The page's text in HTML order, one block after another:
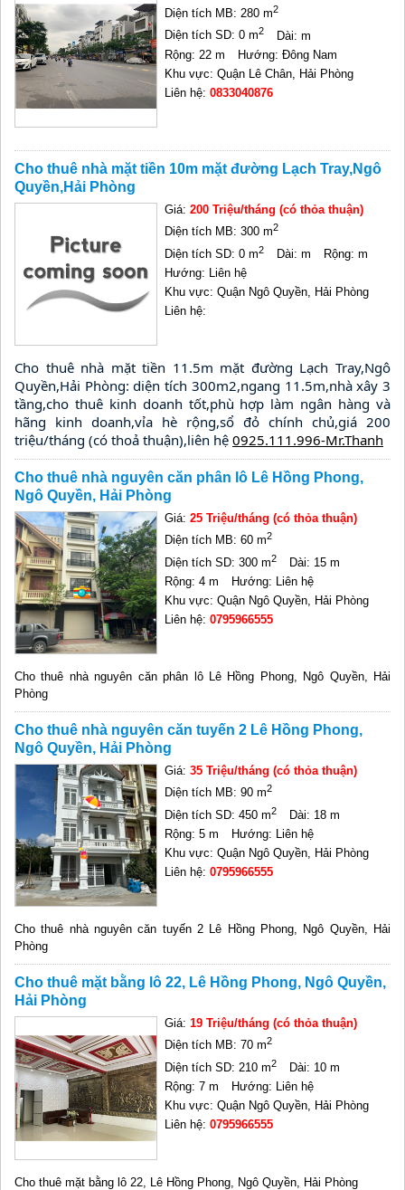
Diện tích MB: 280 m2
Diện tích SD: 0 m2
Dài: m
Rộng: 22 m
Hướng: Đông Nam
Khu vực: Quận Lê Chân, Hải Phòng
Liên hệ:0833040876
Cho thuê nhà mặt tiền 10m mặt đường Lạch Tray,Ngô
Quyền,Hải Phòng
Giá:200 Triệu/tháng (có thỏa thuận)
Diện tích MB: 300 m2
Diện tích SD: 0 m2 Dài: m
Rộng: m
Hướng: Liên hệ
Khu vực: Quận Ngô Quyền, Hải Phòng
Liên hệ:
Cho thuê nhà mặt tiền 11.5m mặt đường Lạch Tray,Ngô
Quyền,Hải Phòng: diện tích 300m2,ngang 11.5m,nhà xây 3
tầng,cho thuê kinh doanh tốt,phù hợp làm ngân hàng và
hãng kinh doanh,vỉa hè rộng,sổ đỏ chính chủ,giá 200
triệu/tháng (có thoả thuận),liên hệ 0925.111.996-Mr.Thanh
Cho thuê nhà nguyên căn phân lô Lê Hồng Phong,
Ngô Quyền, Hải Phòng
Giá:25 Triệu/tháng (có thỏa thuận)
Diện tích MB: 60 m2
Diện tích SD: 300 m2
Dài: 15 m
Rộng: 4 m
Hướng: Liên hệ
Khu vực: Quận Ngô Quyền, Hải Phòng
Liên hệ:0795966555
Cho thuê nhà nguyên căn phân lô Lê Hồng Phong, Ngô Quyền, Hải
Phòng
Cho thuê nhà nguyên căn tuyến 2 Lê Hồng Phong,
Ngô Quyền, Hải Phòng
Giá:35 Triệu/tháng (có thỏa thuận)
Diện tích MB: 90 m2
Diện tích SD: 450 m2
Dài: 18 m
Rộng: 5 m
Hướng: Liên hệ
Khu vực: Quận Ngô Quyền, Hải Phòng
Liên hệ:0795966555
Cho thuê nhà nguyên căn tuyến 2 Lê Hồng Phong, Ngô Quyền, Hải
Phòng
Cho thuê mặt bằng lô 22, Lê Hồng Phong, Ngô Quyền,
Hải Phòng
Giá:19 Triệu/tháng (có thỏa thuận)
Diện tích MB: 70 m2
Diện tích SD: 210 m2
Dài: 10 m
Rộng: 7 m
Hướng: Liên hệ
Khu vực: Quận Ngô Quyền, Hải Phòng
Liên hệ:0795966555
Cho thuê mặt bằng lô 22, Lê Hồng Phong, Ngô Quyền, Hải Phòng